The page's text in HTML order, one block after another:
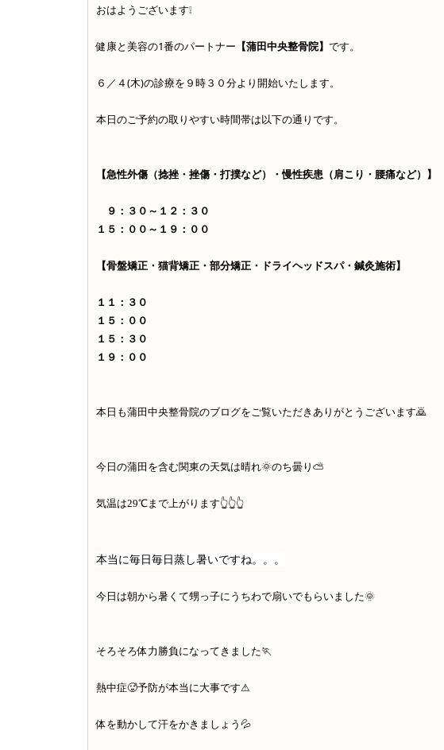
おはようございます❕
健康と美容の1番のパートナー 【蒲田中央整骨院】 です。
６／４(木)の診療を９時３０分より開始いたします。
本日のご予約の取りやすい時間帯は以下の通りです。
【急性外傷（捻挫・挫傷・打撲など）・慢性疾患（肩こり・腰痛など）】
９：３０～１２：３０
１５：００～１９：００
【骨盤矯正・猫背矯正・部分矯正・ドライヘッドスパ・鍼灸施術】
１１：３０
１５：００
１５：３０
１９：００
本日も蒲田中央整骨院のブログをご覧いただきありがとうございます🙇
今日の蒲田を含む関東の天気は晴れ🌞のち曇り⛅
気温は29℃まで上がります👆👆👆
本当に毎日毎日蒸し暑いですね。。。
今日は朝から暑くて甥っ子にうちわで扇いでもらいました🌞
そろそろ体力勝負になってきました🏃
熱中症🥵予防が本当に大事です⚠
体を動かして汗をかきましょう💦